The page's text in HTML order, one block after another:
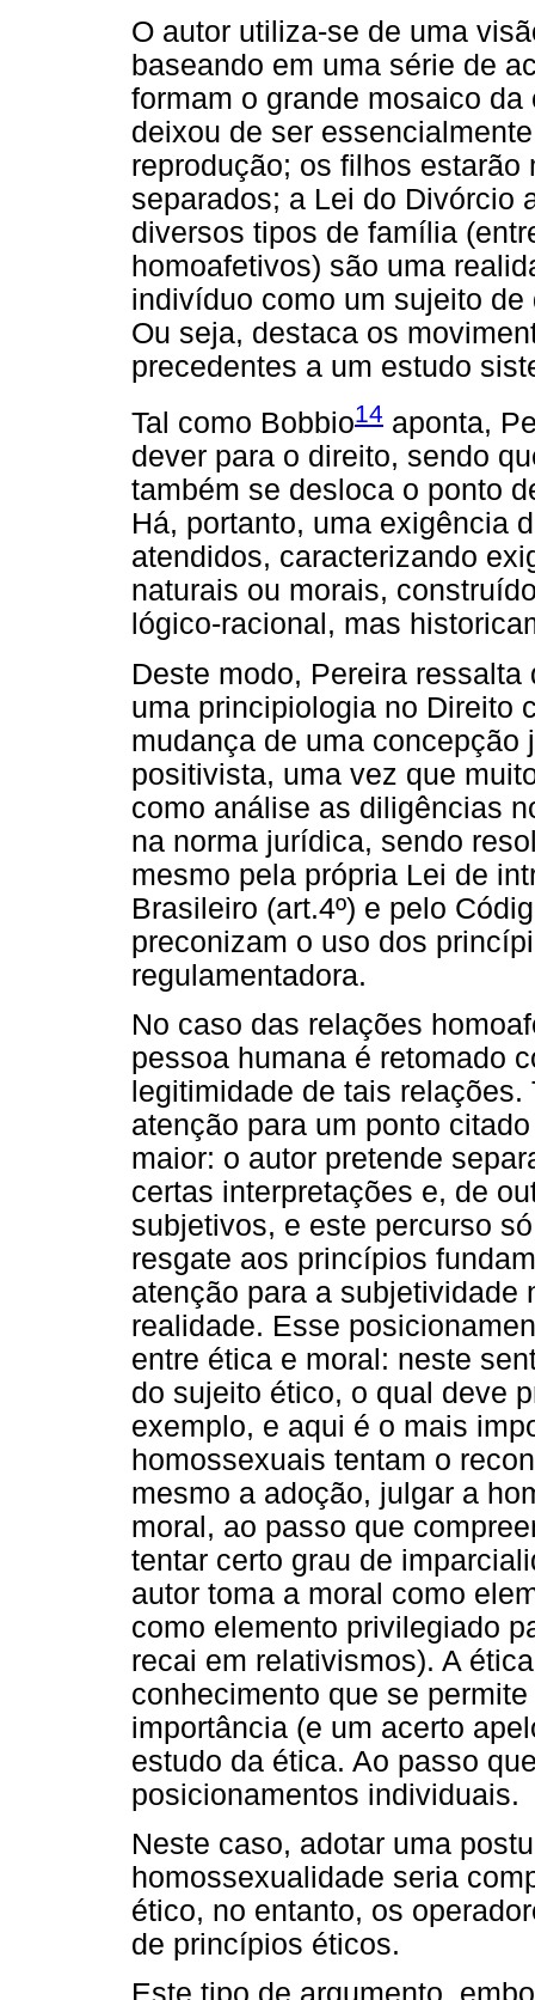
O autor utiliza-se de uma
baseando em uma série de
formam o grande mosaico
deixou de ser
reprodução; os filhos
separados; a Lei do Divórcio
diversos tipos de família
homoafetivos) são uma
indivíduo como um sujeito
Ou seja, destaca os
precedentes a um estudo
Tal como Bobbio14 aponta,
dever para o direito, sendo
também se desloca o ponto
Há, portanto, uma exigência
atendidos, caracterizando
naturais ou morais,
lógico-racional, mas
Deste modo, Pereira
uma principiologia no Direito
mudança de uma concepção
positivista, uma vez que
como análise as diligências
na norma jurídica, sendo
mesmo pela própria Lei de
Brasileiro (art.4º) e pelo
preconizam o uso dos
regulamentadora.
No caso das relações
pessoa humana é retomado
legitimidade de tais
atenção para um ponto
maior: o autor pretende
certas interpretações e, de
subjetivos, e este percurso
resgate aos princípios
atenção para a subjetividade
realidade. Esse
entre ética e moral: neste
do sujeito ético, o qual deve
exemplo, e aqui é o mais
homossexuais tentam o
mesmo a adoção, julgar a
moral, ao passo que
tentar certo grau de
autor toma a moral como
como elemento privilegiado
recai em relativismos). A
conhecimento que se
importância (e um acerto
estudo da ética. Ao passo
posicionamentos individuais.
Neste caso, adotar uma
homossexualidade seria
ético, no entanto, os
de princípios éticos.